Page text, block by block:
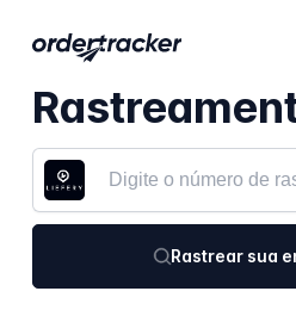
Rastrear sua